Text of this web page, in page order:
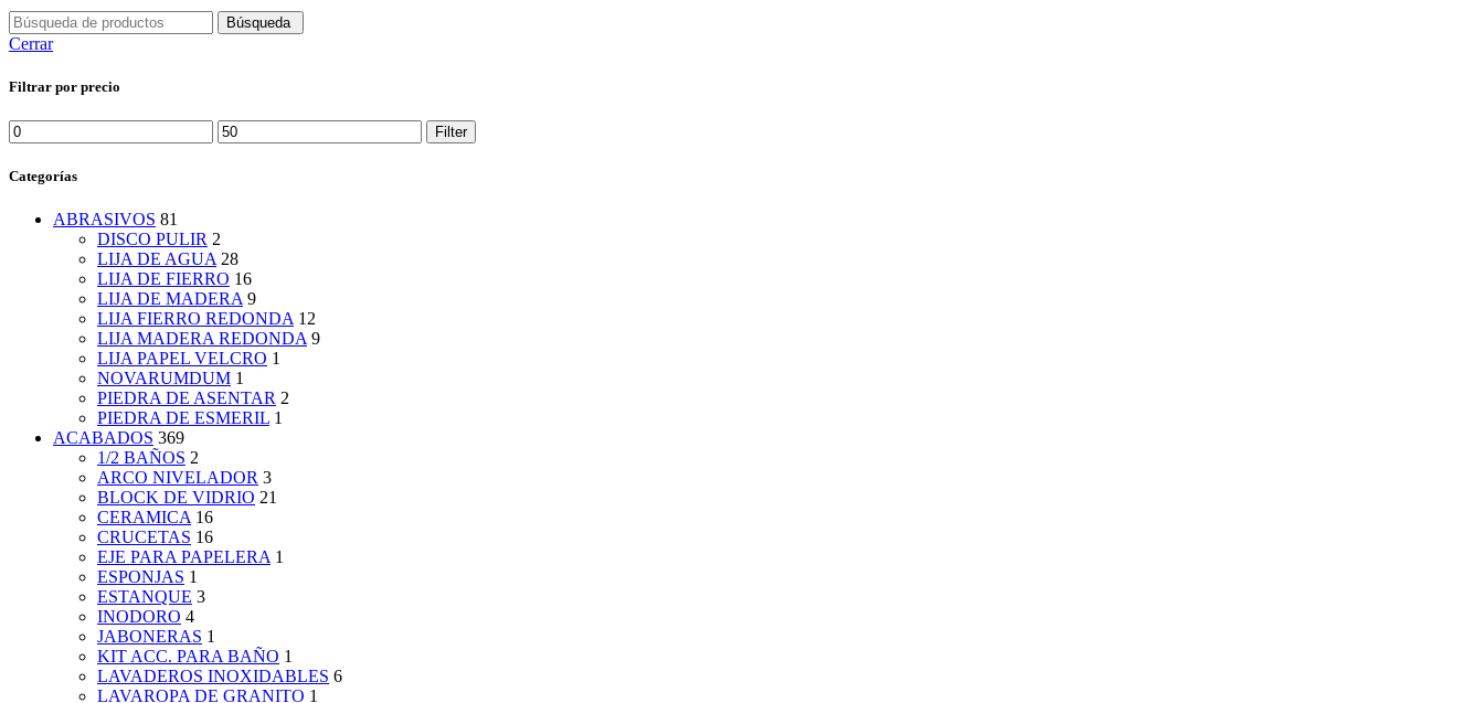
Búsqueda
Cerrar
Filtrar por precio
Min
price
Max
price
Filter
Categorías
ABRASIVOS 81
DISCO PULIR 2
LIJA DE AGUA 28
LIJA DE FIERRO 16
LIJA DE MADERA 9
LIJA FIERRO REDONDA 12
LIJA MADERA REDONDA 9
LIJA PAPEL VELCRO 1
NOVARUMDUM 1
PIEDRA DE ASENTAR 2
PIEDRA DE ESMERIL 1
ACABADOS 369
1/2 BAÑOS 2
ARCO NIVELADOR 3
BLOCK DE VIDRIO 21
CERAMICA 16
CRUCETAS 16
EJE PARA PAPELERA 1
ESPONJAS 1
ESTANQUE 3
INODORO 4
JABONERAS 1
KIT ACC. PARA BAÑO 1
LAVADEROS INOXIDABLES 6
LAVAROPA DE GRANITO 1